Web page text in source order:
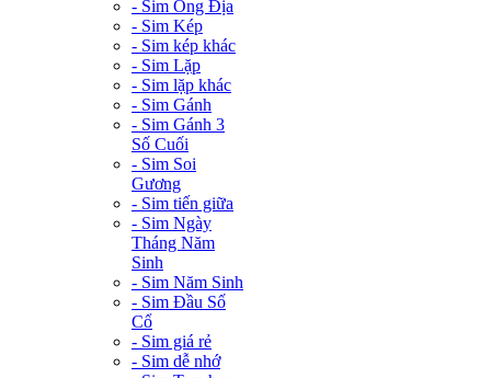
- Sim Ông Địa
- Sim Kép
- Sim kép khác
- Sim Lặp
- Sim lặp khác
- Sim Gánh
- Sim Gánh 3
Số Cuối
- Sim Soi
Gương
- Sim tiến giữa
- Sim Ngày
Tháng Năm
Sinh
- Sim Năm Sinh
- Sim Đầu Số
Cổ
- Sim giá rẻ
- Sim dễ nhớ